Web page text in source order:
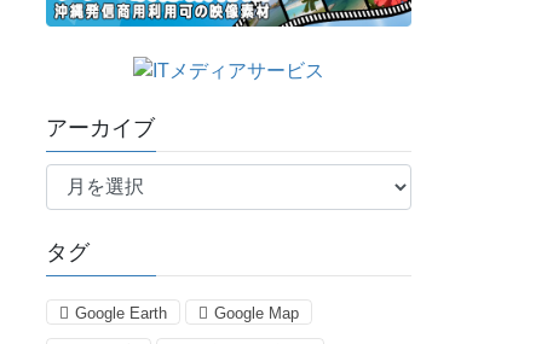
アーカイブ
ア
イ
ブ
タグ
Google Earth Google Map